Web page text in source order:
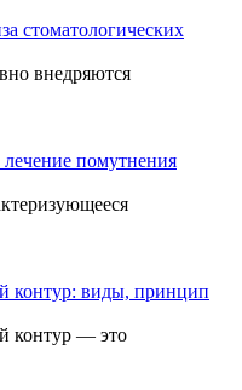
стоматологических
внедряются
помутнения
контур: виды, принцип
контур — это